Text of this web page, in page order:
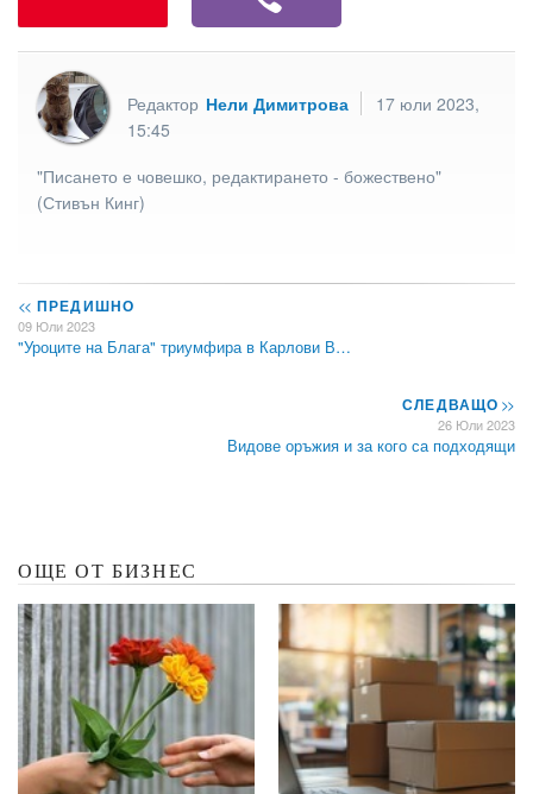
Редактор Нели Димитрова
17 юли 2023,
15:45
"Писането е човешко, редактирането - божествено"
(Стивън Кинг)
<< ПРЕДИШНО
09 Юли 2023
"Уроците на Блага" триумфира в Карлови В…
СЛЕДВАЩО>>
26 Юли 2023
Видове оръжия и за кого са подходящи
ОЩЕ ОТ БИЗНЕС